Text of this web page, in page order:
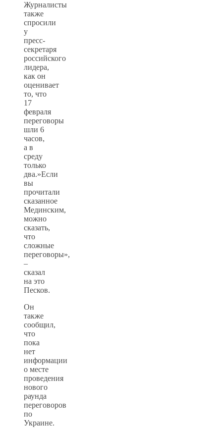
Журналисты
также
спросили
у
пресс-
секретаря
российского
лидера,
как он
оценивает
то, что
17
февраля
переговоры
шли 6
часов,
а в
среду
только
два.»Если
вы
прочитали
сказанное
Мединским,
можно
сказать,
что
сложные
переговоры»,
–
сказал
на это
Песков.
Он
также
сообщил,
что
пока
нет
информации
о месте
проведения
нового
раунда
переговоров
по
Украине.